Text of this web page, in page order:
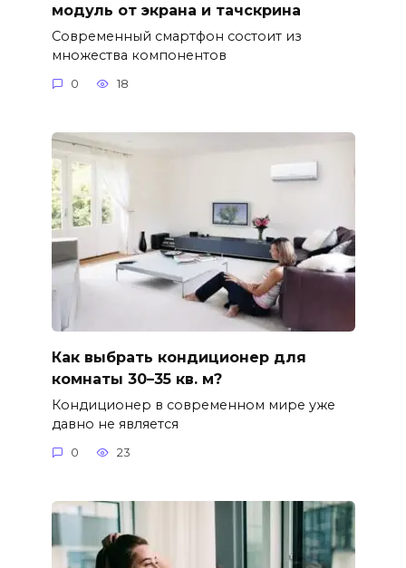
модуль от экрана и тачскрина
Современный смартфон состоит из
множества компонентов
0 18
Как выбрать кондиционер для
комнаты 30–35 кв. м?
Кондиционер в современном мире уже
давно не является
0 23